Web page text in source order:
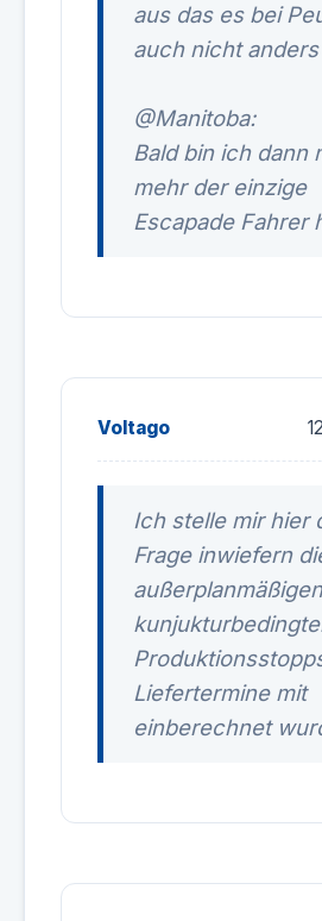
aus das es bei
auch nicht anders
@Manitoba:
Bald bin ich dann
mehr der einzige
Escapade Fahrer
Voltago
Ich stelle mir hier
Frage inwiefern
Liefertermine mit
einberechnet